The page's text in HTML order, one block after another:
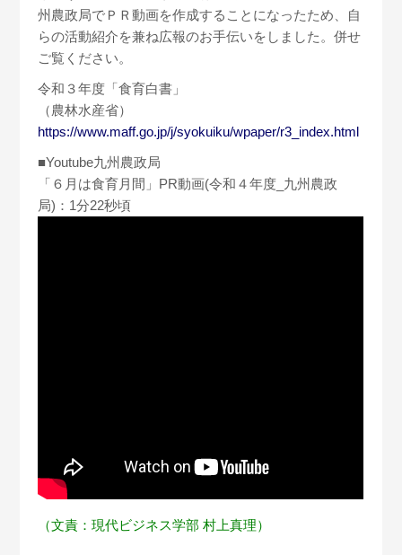
州農政局でＰＲ動画を作成することになったため、自
らの活動紹介を兼ね広報のお手伝いをしました。併せ
ご覧ください。
令和３年度「食育白書」
（農林水産省）
https://www.maff.go.jp/j/syokuiku/wpaper/r3_index.html
■Youtube九州農政局
「６月は食育月間」PR動画(令和４年度_九州農政
局)：1分22秒頃
（文責：現代ビジネス学部 村上真理）